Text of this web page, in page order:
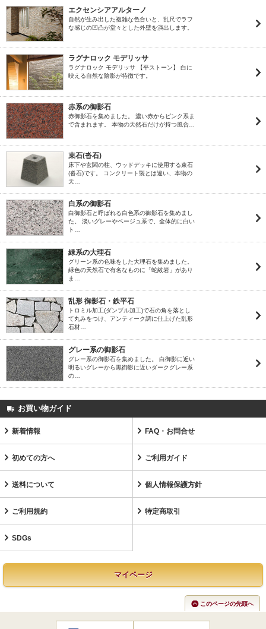
エクセンシアアルターノ
自然が生み出した複雑な色合いと、乱尺でラフ
な感じの凹凸が堂々とした外壁を演出します。
ラグナロック モデリッサ
ラグナロック モデリッサ 【平ストーン】 白に
映える自然な陰影が特徴です。
赤系の御影石
赤御影石を集めました。 濃い赤からピンク系ま
で含まれます。 本物の天然石だけが持つ風合…
束石(沓石)
床下や玄関の柱、ウッドデッキに使用する束石
(沓石)です。 コンクリート製とは違い、本物の
天…
白系の御影石
白御影石と呼ばれる白色系の御影石を集めまし
た。 淡いグレーやベージュ系で、全体的に白い
ト…
緑系の大理石
グリーン系の色味をした大理石を集めました。
緑色の天然石で有名なものに「蛇紋岩」があり
ま…
乱形 御影石・鉄平石
トロミル加工(ダンブル加工)で石の角を落とし
て丸みをつけ、アンティーク調に仕上げた乱形
石材…
グレー系の御影石
グレー系の御影石を集めました。 白御影に近い
明るいグレーから黒御影に近いダークグレー系
の…
お買い物ガイド
新着情報 FAQ・お問合せ
初めての方へ ご利用ガイド
送料について 個人情報保護方針
ご利用規約 特定商取引
SDGs
マイページ
このページの先頭へ